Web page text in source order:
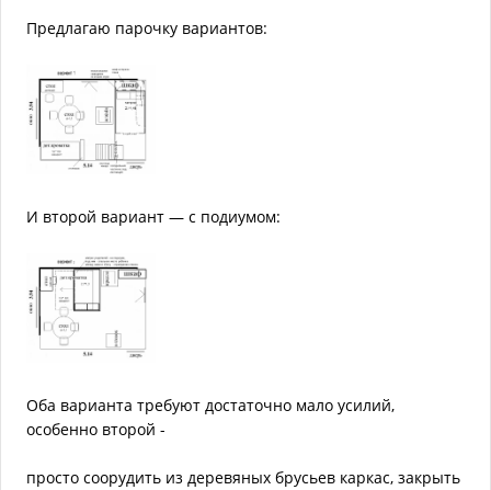
Предлагаю парочку вариантов:
И второй вариант — с подиумом:
Оба варианта требуют достаточно мало усилий,
особенно второй -
просто соорудить из деревяных брусьев каркас, закрыть